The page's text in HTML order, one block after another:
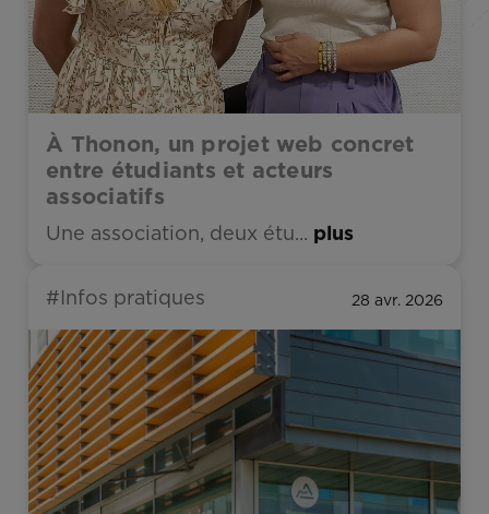
À Thonon, un projet web concret
entre étudiants et acteurs
associatifs
Une association, deux étu... plus
#Infos pratiques 28 avr. 2026